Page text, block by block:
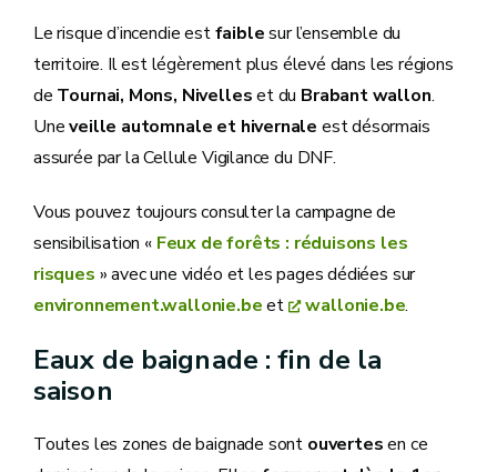
Le risque d’incendie estfaiblesur l’ensemble du
territoire. Il est légèrement plus élevé dans les régions
de Tournai, Mons, Nivelleset du Brabant wallon.
Uneveille automnale et hivernale est désormais
assurée par la Cellule Vigilance du DNF.
Vous pouvez toujours consulter la campagne de
sensibilisation « Feux de forêts : réduisons les
risques » avec une vidéo et les pages dédiées sur
environnement.wallonie.beet wallonie.be.
Eaux de baignade : fin de la
saison
Toutes les zones de baignade sont ouvertesen ce